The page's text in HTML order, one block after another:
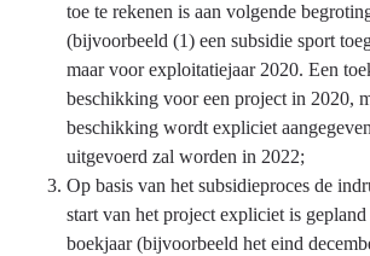
toe te rekenen is aan volgende
(bijvoorbeeld (1) een subsidie sport
maar voor exploitatiejaar 2020. Een
beschikking voor een project in 2020,
beschikking wordt expliciet
uitgevoerd zal worden in 2022;
Op basis van het subsidieproces de
start van het project expliciet is
boekjaar (bijvoorbeeld het eind